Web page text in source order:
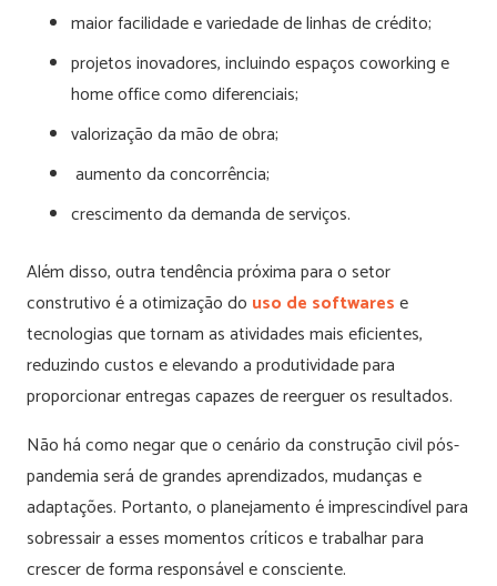
maior facilidade e variedade de linhas de crédito;
projetos inovadores, incluindo espaços coworking e
home office como diferenciais;
valorização da mão de obra;
aumento da concorrência;
crescimento da demanda de serviços.
Além disso, outra tendência próxima para o setor
construtivo é a otimização do uso de softwarese
tecnologias que tornam as atividades mais eficientes,
reduzindo custos e elevando a produtividade para
proporcionar entregas capazes de reerguer os resultados.
Não há como negar que o cenário da construção civil pós-
pandemia será de grandes aprendizados, mudanças e
adaptações. Portanto, o planejamento é imprescindível para
sobressair a esses momentos críticos e trabalhar para
crescer de forma responsável e consciente.